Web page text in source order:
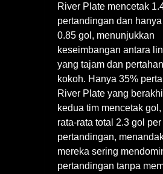
River Plate mencetak
pertandingan dan
0.85 gol, menunjukkan
keseimbangan antara
yang tajam dan
kokoh. Hanya 35%
River Plate yang
kedua tim mencetak
rata-rata total 2.3 gol per
pertandingan,
mereka sering
pertandingan tanpa